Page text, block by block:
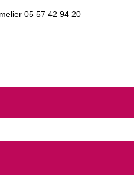
05 57 42 94 20